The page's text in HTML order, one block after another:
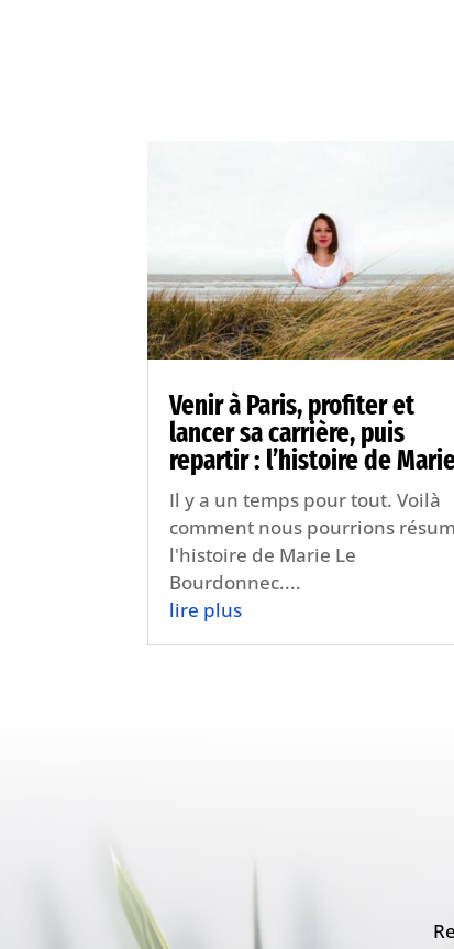
Venir à Paris, profiter et
lancer sa carrière, puis
repartir : l’histoire de
Il y a un temps pour tout. Voilà
comment nous pourrions
l'histoire de Marie Le
Bourdonnec....
lire plus